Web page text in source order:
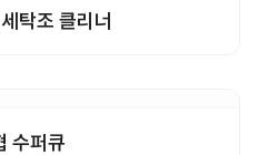
탁조 클리너
샘플구매
수퍼큐